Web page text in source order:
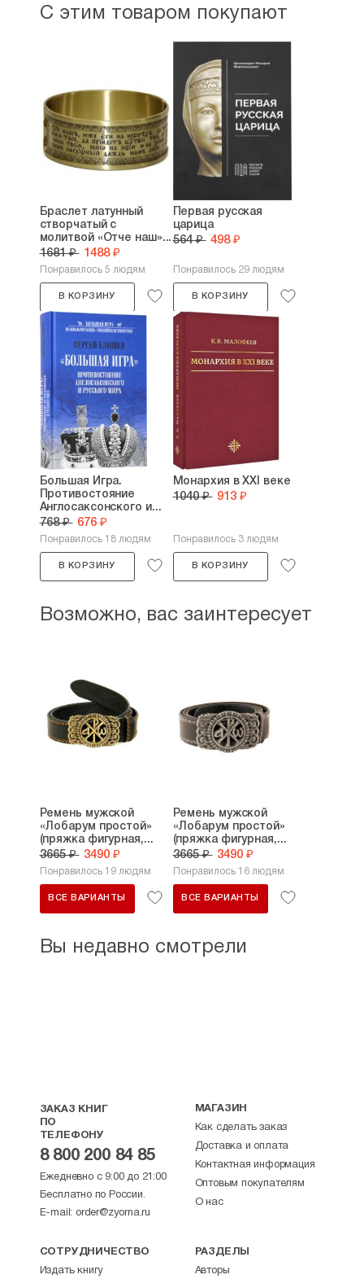
С этим товаром покупают
Браслет латунный
створчатый с
молитвой «Отче наш»...
1681 ₽ 1488 ₽
Понравилось 5 людям
В КОРЗИНУ
Первая русская
царица
564 ₽ 498 ₽
Понравилось 29 людям
В КОРЗИНУ
Большая Игра.
Противостояние
Англосаксонского и...
768 ₽ 676 ₽
Понравилось 18 людям
В КОРЗИНУ
Монархия в XXI веке
1040 ₽ 913 ₽
Понравилось 3 людям
В КОРЗИНУ
Возможно, вас заинтересует
Ремень мужской
«Лобарум простой»
(пряжка фигурная,...
3665 ₽ 3490 ₽
Понравилось 19 людям
ВСЕ ВАРИАНТЫ
Ремень мужской
«Лобарум простой»
(пряжка фигурная,...
3665 ₽ 3490 ₽
Понравилось 16 людям
ВСЕ ВАРИАНТЫ
Вы недавно смотрели
ЗАКАЗ КНИГ
ПО
ТЕЛЕФОНУ
8 800 200 84 85
Ежедневно с 9:00 до 21:00
Бесплатно по России.
E-mail: order@zyorna.ru
МАГАЗИН
Как сделать заказ
Доставка и оплата
Контактная информация
Оптовым покупателям
О нас
СОТРУДНИЧЕСТВО
Издать книгу
РАЗДЕЛЫ
Авторы